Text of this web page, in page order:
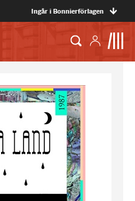
Ingår i Bonnierförlagen